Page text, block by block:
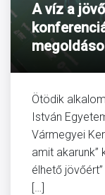
A víz a
Ötödik
István
Vármegyei
amit akarunk”
élhető
[…]